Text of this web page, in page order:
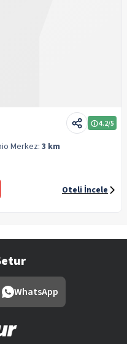
4.2/5
Merkez: 3 km
Oteli İncele
WhatsApp